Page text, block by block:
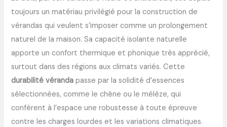
toujours un matériau privilégié pour la construction de
vérandas qui veulent s’imposer comme un prolongement
naturel de la maison. Sa capacité isolante naturelle
apporte un confort thermique et phonique très apprécié,
surtout dans des régions aux climats variés. Cette
durabilité véranda passe par la solidité d’essences
sélectionnées, comme le chêne ou le mélèze, qui
confèrent à l’espace une robustesse à toute épreuve
contre les charges lourdes et les variations climatiques.